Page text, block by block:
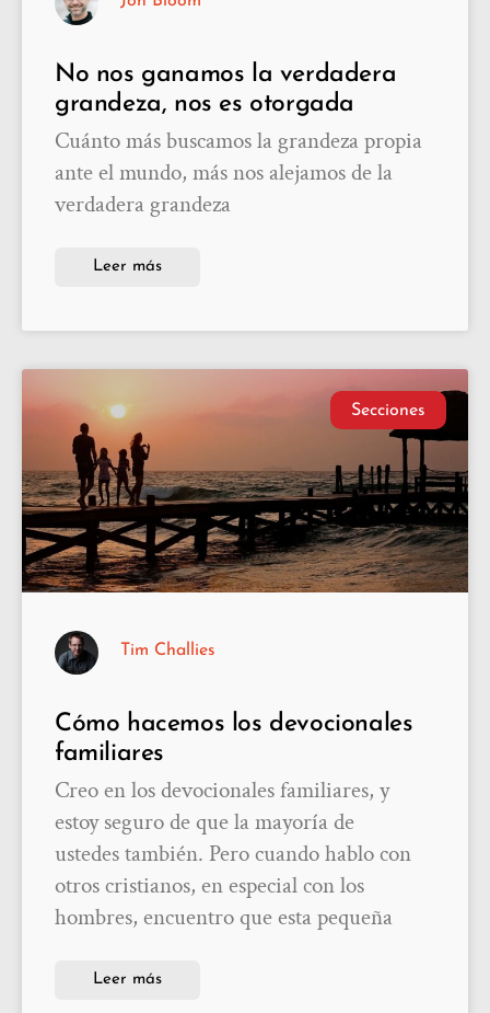
No nos ganamos la verdadera
grandeza, nos es otorgada
Cuánto más buscamos la grandeza propia
ante el mundo, más nos alejamos de la
verdadera grandeza
Leer más
Secciones
Cómo hacemos los devocionales
familiares
Creo en los devocionales familiares, y
estoy seguro de que la mayoría de
ustedes también. Pero cuando hablo con
otros cristianos, en especial con los
hombres, encuentro que esta pequeña
Leer más
Tim Challies